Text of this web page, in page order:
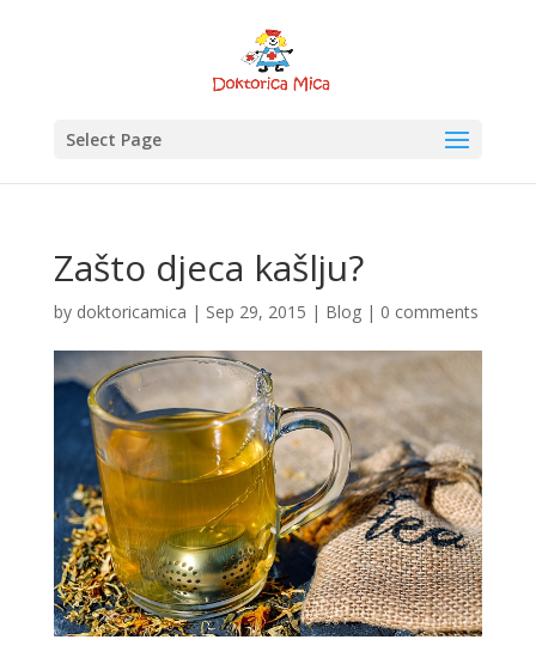
Select Page
Zašto djeca kašlju?
by doktoricamica | Sep 29, 2015 | Blog| 0 comments